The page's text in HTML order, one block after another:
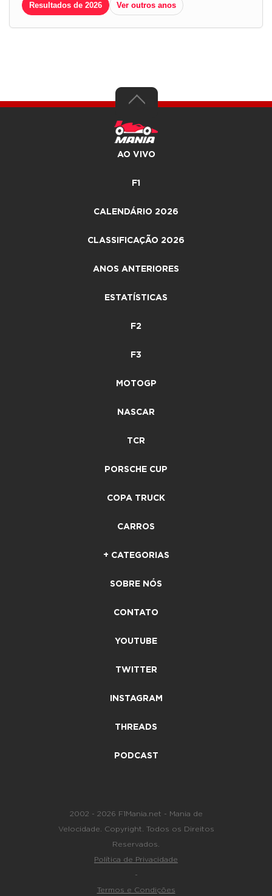
Resultados de 2026 Ver outros anos
AO VIVO
F1
CALENDÁRIO 2026
CLASSIFICAÇÃO 2026
ANOS ANTERIORES
ESTATÍSTICAS
F2
F3
MOTOGP
NASCAR
TCR
PORSCHE CUP
COPA TRUCK
CARROS
+ CATEGORIAS
SOBRE NÓS
CONTATO
YOUTUBE
TWITTER
INSTAGRAM
THREADS
PODCAST
2002 - 2026 F1Mania.net - Mania de
Velocidade. Copyright. Todos os Direitos
Reservados.
Política de Privacidade
-
Termos e Condições